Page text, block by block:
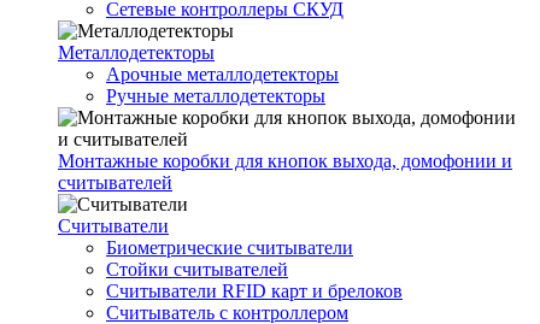
Сетевые контроллеры СКУД
Металлодетекторы
Арочные металлодетекторы
Ручные металлодетекторы
Монтажные коробки для кнопок выхода, домофонии и
считывателей
Считыватели
Биометрические считыватели
Стойки считывателей
Считыватели RFID карт и брелоков
Считыватель с контроллером